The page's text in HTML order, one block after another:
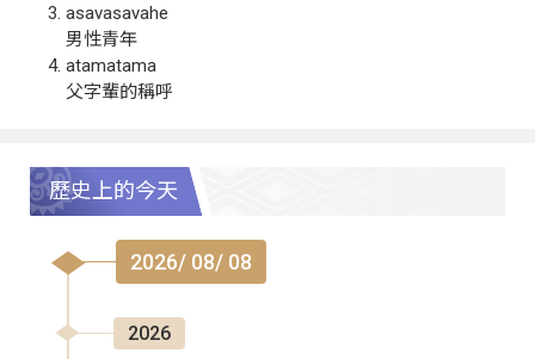
asavasavahe
男性青年
atamatama
父字輩的稱呼
歷史上的今天
2026/ 08/ 08
2026